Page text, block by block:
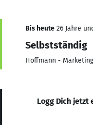
Bis heute 26 Jahre
Selbstständig
Hoffmann -
Logg Dich jetzt